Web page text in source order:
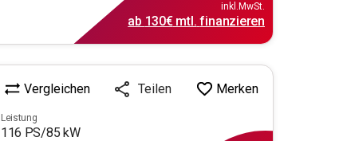
inkl.MwSt.
ab 130€mtl. finanzieren
Vergleichen Teilen Merken
Leistung
116 PS/85 kW